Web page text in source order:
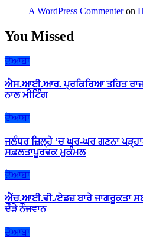
A WordPress Commenteron
You Missed
ਦੋਆਬਾ
ਐਸ.ਆਈ.ਆਰ. ਪ੍ਰਕਿਰਿਆ ਤਹਿਤ
ਨਾਲ ਮੀਟਿੰਗ
ਦੋਆਬਾ
ਜਲੰਧਰ ਜ਼ਿਲ੍ਹੇ ’ਚ ਘਰ-ਘਰ ਗਣਨਾ
ਸਫ਼ਲਤਾਪੂਰਵਕ ਮੁਕੰਮਲ
ਦੋਆਬਾ
ਐੱਚ.ਆਈ.ਵੀ./ਏਡਜ਼ ਬਾਰੇ ਜਾਗਰੂਕਤਾ
ਦੌੜੇ ਨੌਜਵਾਨ
ਦੋਆਬਾ